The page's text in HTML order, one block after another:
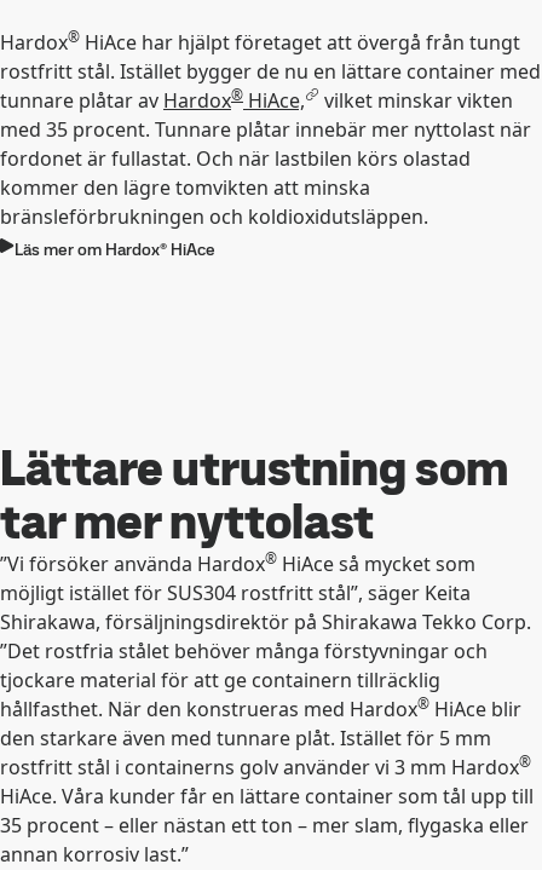
Hardox® HiAce har hjälpt företaget att övergå från tungt
rostfritt stål. Istället bygger de nu en lättare container med
tunnare plåtar av Hardox® HiAce,
vilket minskar vikten
med 35 procent. Tunnare plåtar innebär mer nyttolast när
fordonet är fullastat. Och när lastbilen körs olastad
kommer den lägre tomvikten att minska
bränsleförbrukningen och koldioxidutsläppen.
Läs mer om Hardox® HiAce
Lättare utrustning som
tar mer nyttolast
”Vi försöker använda Hardox® HiAce så mycket som
möjligt istället för SUS304 rostfritt stål”, säger Keita
Shirakawa, försäljningsdirektör på Shirakawa Tekko Corp.
”Det rostfria stålet behöver många förstyvningar och
tjockare material för att ge containern tillräcklig
hållfasthet. När den konstrueras med Hardox® HiAce blir
den starkare även med tunnare plåt. Istället för 5 mm
rostfritt stål i containerns golv använder vi 3 mm Hardox®
HiAce. Våra kunder får en lättare container som tål upp till
35 procent – eller nästan ett ton – mer slam, flygaska eller
annan korrosiv last.”